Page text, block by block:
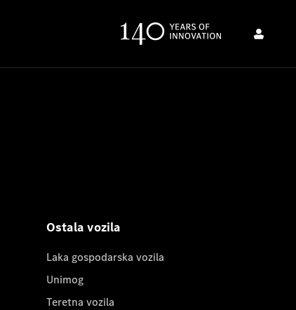
Ostala vozila
Laka gospodarska vozila
Unimog
Teretna vozila